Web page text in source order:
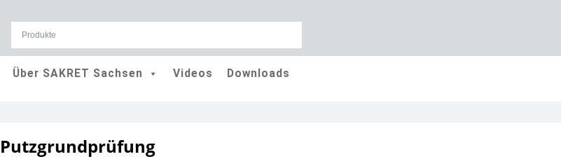
Über SAKRET Sachsen Videos Downloads
Putzgrundprüfung